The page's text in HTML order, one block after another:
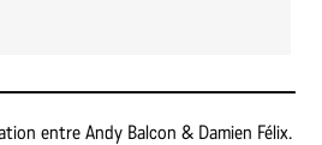
entre Andy Balcon & Damien Félix.